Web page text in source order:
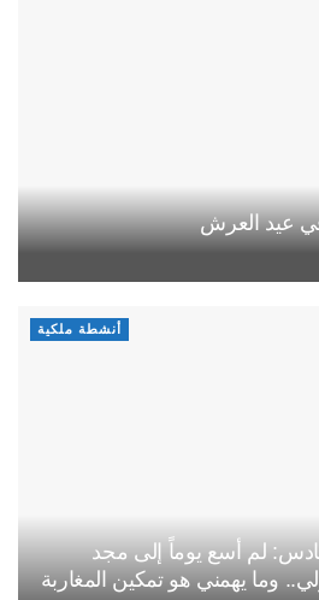
عيد العرش
أنشطة ملكية
لم أسع يوماً إلى مجد
وما يهمني هو تمكين المغاربة